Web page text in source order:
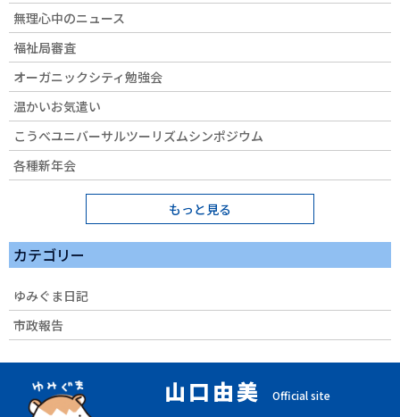
無理心中のニュース
福祉局審査
オーガニックシティ勉強会
温かいお気遣い
こうべユニバーサルツーリズムシンポジウム
各種新年会
もっと見る
カテゴリー
ゆみぐま日記
市政報告
山口由美
Official site